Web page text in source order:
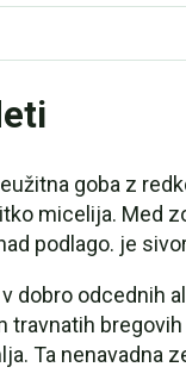
goba z
micelija. Med
podlago. je
dobro odcednih
travnatih
Ta nenavadna